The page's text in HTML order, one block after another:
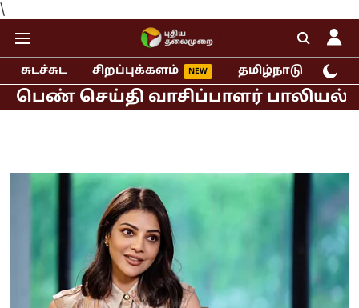
\
சுடச்சுட சிறப்புக்களம் தமிழ்நாடு
செய்தி வாசிப்பாளர் பாலியல்